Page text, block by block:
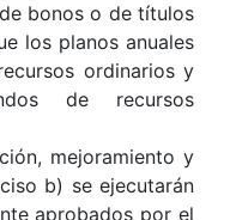
bonos o de títulos
los planos anuales
ordinarios y
de recursos
mejoramiento y
b) se ejecutarán
aprobados por el